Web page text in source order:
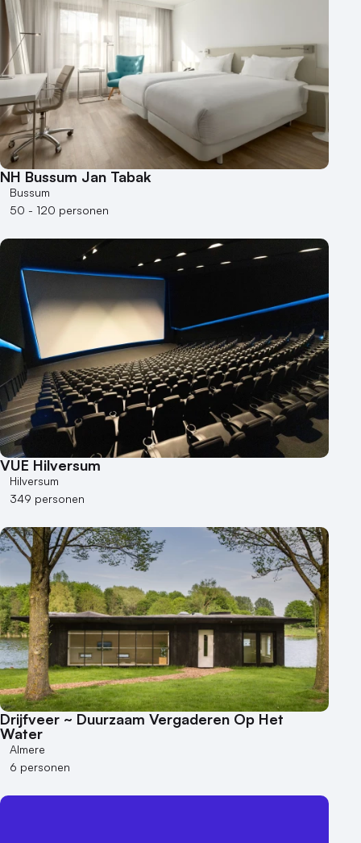
NH Bussum Jan Tabak
Bussum
50 - 120 personen
VUE Hilversum
Hilversum
349 personen
Drijfveer ~ Duurzaam Vergaderen Op Het
Water
Almere
6 personen